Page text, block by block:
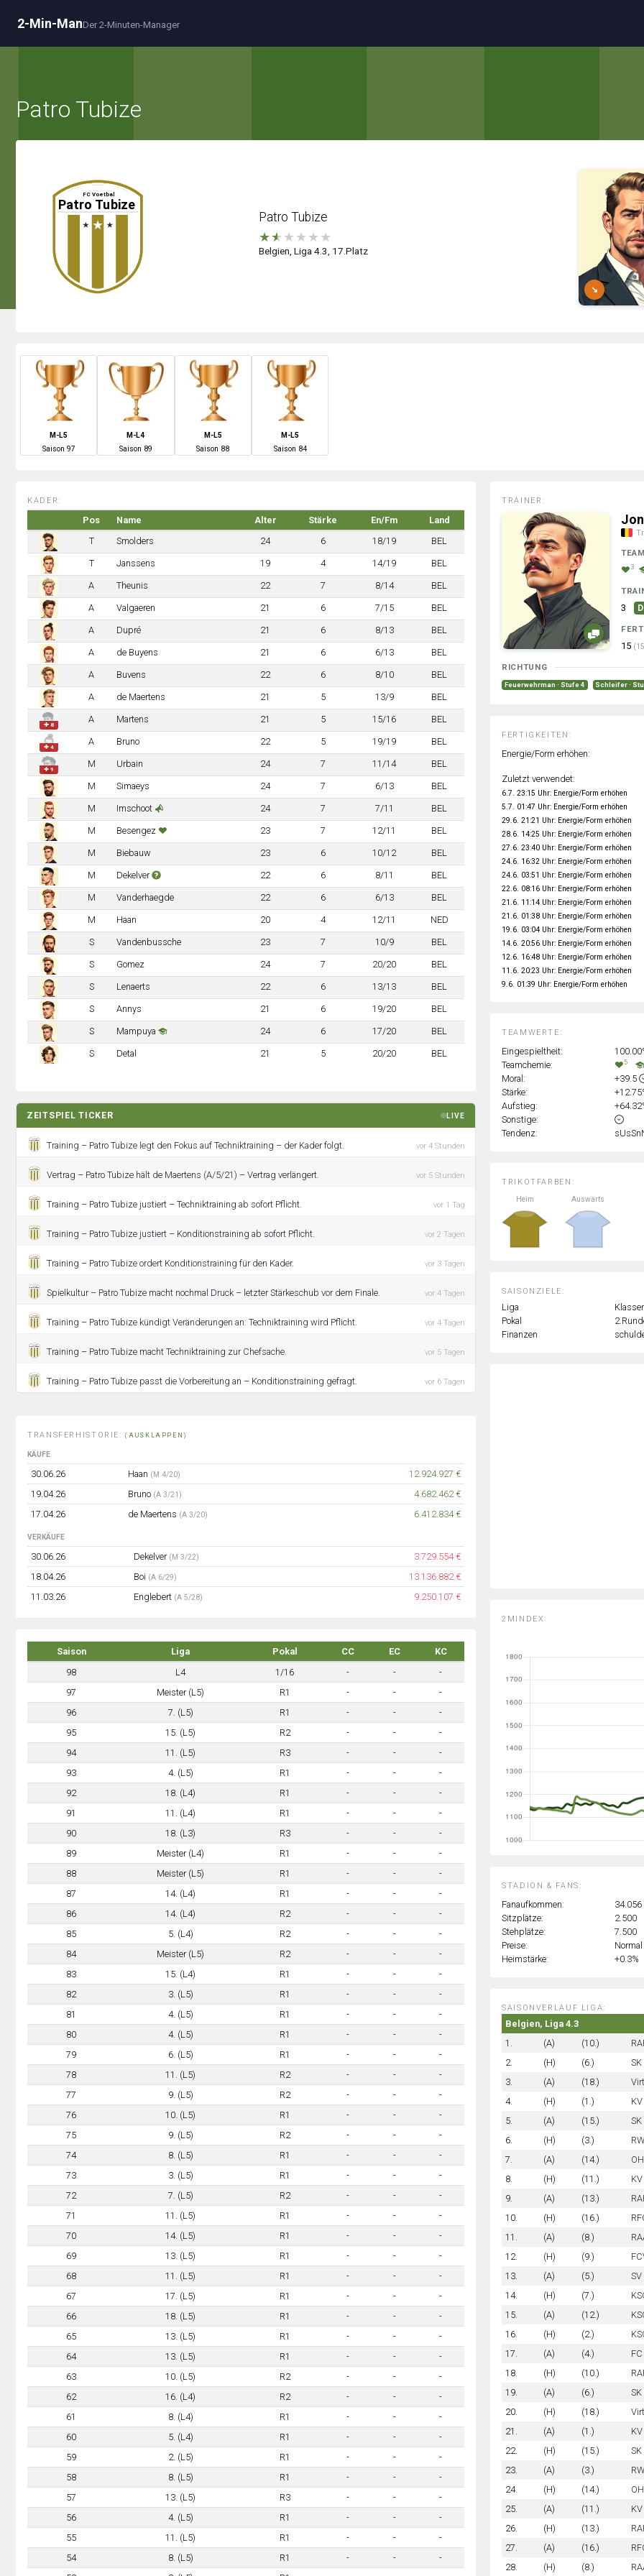
2-Min-ManDer 2-Minuten-Manager
Patro Tubize
Patro Tubize
★★ ★ ★ ★ ★
Belgien, Liga 4.3, 17.Platz
↘
M-L5
Saison 97
M-L4
Saison 89
M-L5
Saison 88
M-L5
Saison 84
KADER:
Pos Name Alter Stärke En/Fm
Land
T
Smolders 24 6 18/19 BEL
T Janssens 19 4 14/19 BEL
A Theunis 22 7 8/14 BEL
A Valgaeren 21 6 7/15 BEL
A Dupré 21 6 8/13 BEL
A de Buyens 21 6 6/13 BEL
A Buvens 22 6 8/10 BEL
A de Maertens 21 5 13/9 BEL
✚ 8
A Martens 21 5 15/16 BEL
✚ 4
A Bruno 22 5 19/19 BEL
✚ 9
M Urbain 24 7 11/14 BEL
M Simaeys 24 7 6/13 BEL
M Imschoot 24 7 7/11 BEL
M Besengez 23 7 12/11 BEL
M Biebauw 23 6 10/12 BEL
M Dekelver 22 6 8/11 BEL
M Vanderhaegde 22 6 6/13 BEL
M Haan 20 4 12/11 NED
S Vandenbussche 23 7 10/9 BEL
S Gomez 24 7 20/20 BEL
S Lenaerts 22 6 13/13 BEL
S Annys 21 6 19/20 BEL
S Mampuya 24 6 17/20 BEL
S Detal 21 5 20/20 BEL
ZEITSPIEL TICKER LIVE
Training – Patro Tubize legt den Fokus auf Techniktraining – der Kader folgt. vor 4 Stunden
Vertrag – Patro Tubize hält de Maertens (A/5/21) – Vertrag verlängert. vor 5 Stunden
Training – Patro Tubize justiert – Techniktraining ab sofort Pflicht. vor 1 Tag
Training – Patro Tubize justiert – Konditionstraining ab sofort Pflicht. vor 2 Tagen
Training – Patro Tubize ordert Konditionstraining für den Kader. vor 3 Tagen
Spielkultur – Patro Tubize macht nochmal Druck – letzter Stärkeschub vor dem Finale. vor 4 Tagen
Training – Patro Tubize kündigt Veränderungen an: Techniktraining wird Pflicht. vor 4 Tagen
Training – Patro Tubize macht Techniktraining zur Chefsache. vor 5 Tagen
Training – Patro Tubize passt die Vorbereitung an – Konditionstraining gefragt. vor 6 Tagen
TRANSFERHISTORIE:(AUSKLAPPEN)
KÄUFE
30.06.26 Haan (M 4/20)
12.924.927 €
19.04.26
Bruno (A 3/21)
4.682.462 €
17.04.26
de Maertens (A 3/20) 6.412.834 €
VERKÄUFE
30.06.26 Dekelver (M 3/22)
3.729.554 €
18.04.26
Boi (A 6/29)
13.136.882 €
11.03.26
Englebert (A 5/28) 9.250.107 €
Saison Liga Pokal CC EC
KC
98
L4 1/16 - -
-
97
Meister (L5) R1 - -
-
96
7. (L5) R1 - -
-
95
15. (L5) R2 - -
-
94
11. (L5) R3 - -
-
93
4. (L5) R1 - -
-
92
18. (L4) R1 - -
-
91
11. (L4) R1 - -
-
90
18. (L3) R3 - -
-
89
Meister (L4) R1 - -
-
88
Meister (L5) R1 - -
-
87
14. (L4) R1 - -
-
86
14. (L4) R2 - -
-
85
5. (L4) R2 - -
-
84
Meister (L5) R2 - -
-
83
15. (L4) R1 - -
-
82
3. (L5) R1 - -
-
81
4. (L5) R1 - -
-
80
4. (L5) R1 - -
-
79
6. (L5) R1 - -
-
78
11. (L5) R2 - -
-
77
9. (L5) R2 - -
-
76
10. (L5) R1 - -
-
75
9. (L5) R2 - -
-
74
8. (L5) R1 - -
-
73
3. (L5) R1 - -
-
72
7. (L5) R2 - -
-
71
11. (L5) R1 - -
-
70
14. (L5) R1 - -
-
69
13. (L5) R1 - -
-
68
11. (L5) R1 - -
-
67
17. (L5) R1 - -
-
66
18. (L5) R1 - -
-
65
13. (L5) R1 - -
-
64
13. (L5) R1 - -
-
63
10. (L5) R2 - -
-
62
16. (L4) R2 - -
-
61
8. (L4) R1 - -
-
60
5. (L4) R1 - -
-
59
2. (L5) R1 - -
-
58
8. (L5) R1 - -
-
57
13. (L5) R3 - -
-
56
4. (L5) R1 - -
-
55
11. (L5) R1 - -
-
54
8. (L5) R1 - -
-
TRIKOTFARBEN:
Heim
Auswärts
SAISONZIELE:
Liga
Pokal
Finanzen
2MINDEX:
TEAMWERTE:
Eingespieltheit:
Teamchemie:
5
Moral:
+39.5
Stärke:
Aufstieg:
Sonstige:
Tendenz:
TRAINER:
3
3
15
RICHTUNG
Feuerwehrman · Stufe 4 Schleifer ·
FERTIGKEITEN:
Energie/Form erhöhen:
Zuletzt verwendet:
6.7. 23:15 Uhr: Energie/Form erhöhen
5.7. 01:47 Uhr: Energie/Form erhöhen
29.6. 21:21 Uhr: Energie/Form erhöhen
28.6. 14:25 Uhr: Energie/Form erhöhen
27.6. 23:40 Uhr: Energie/Form erhöhen
24.6. 16:32 Uhr: Energie/Form erhöhen
24.6. 03:51 Uhr: Energie/Form erhöhen
22.6. 08:16 Uhr: Energie/Form erhöhen
21.6. 11:14 Uhr: Energie/Form erhöhen
21.6. 01:38 Uhr: Energie/Form erhöhen
19.6. 03:04 Uhr: Energie/Form erhöhen
14.6. 20:56 Uhr: Energie/Form erhöhen
12.6. 16:48 Uhr: Energie/Form erhöhen
11.6. 20:23 Uhr: Energie/Form erhöhen
9.6. 01:39 Uhr: Energie/Form erhöhen
STADION & FANS:
Fanaufkommen:
34.056
Sitzplätze:
2.500
Stehplätze:
7.500
Preise:
Normal
Heimstärke:
+0.3%
SAISONVERLAUF LIGA:
Belgien, Liga 4.3
1.
(A) (10.)
2.
(H) (6.)
3.
(A) (18.)
4.
(H) (1.)
5.
(A) (15.)
6.
(H) (3.)
7.
(A) (14.)
8.
(H) (11.)
9.
(A) (13.)
10.
(H) (16.)
11.
(A) (8.)
12.
(H) (9.)
13.
(A) (5.)
14.
(H) (7.)
15.
(A) (12.)
16.
(H) (2.)
17.
(A) (4.)
18.
(H) (10.)
19.
(A) (6.)
20.
(H) (18.)
21.
(A) (1.)
22.
(H) (15.)
23.
(A) (3.)
24.
(H) (14.)
25.
(A) (11.)
26.
(H) (13.)
27.
(A) (16.)
28.
(H) (8.)